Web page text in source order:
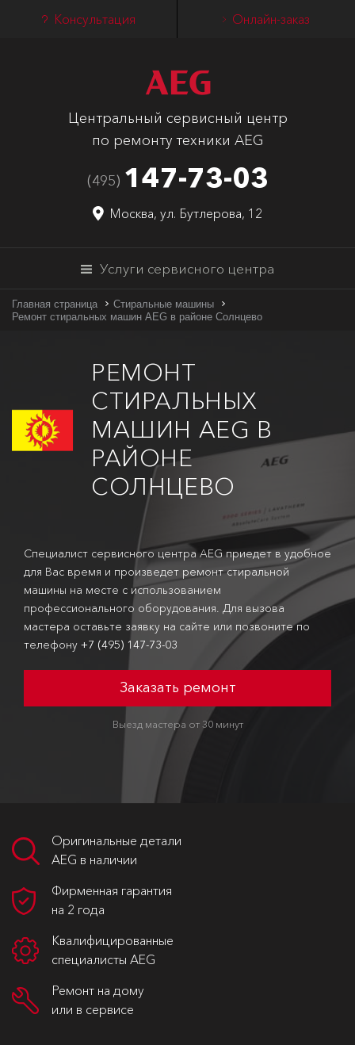
Консультация Онлайн-заказ
Центральный сервисный центр
по ремонту техники AEG
(495) 147-73-03
Москва, ул. Бутлерова, 12
Услуги сервисного центра
Главная страница
Стиральные машины
Ремонт стиральных машин AEG в районе Солнцево
РЕМОНТ
СТИРАЛЬНЫХ
МАШИН AEG В
РАЙОНЕ
СОЛНЦЕВО
Специалист сервисного центра AEG приедет в удобное
для Вас время и произведет ремонт стиральной
машины на месте с использованием
профессионального оборудования. Для вызова
мастера оставьте заявку на сайте или позвоните по
телефону +7 (495) 147-73-03
Заказать ремонт
Выезд мастера от 30 минут
Оригинальные детали
AEG в наличии
Фирменная гарантия
на 2 года
Квалифицированные
специалисты AEG
Ремонт на дому
или в сервисе